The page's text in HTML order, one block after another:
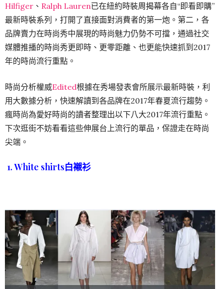
Hilfiger 、 Ralph Lauren已在紐約時裝周揭幕各自“即看即購”
最新時裝系列，打開了直接面對消費者的第一炮。第二，各
品牌賣力在時尚秀中展現的時尚魅力仍勢不可擋，通過社交
媒體推播的時尚秀更即時、更零距離、也更能快速抓到2017
年的時尚流行重點。
時尚分析權威Edited根據在秀場發表會所展示最新時裝，利
用大數據分析，快速解讀到各品牌在2017年春夏流行趨勢。
瘋時尚為愛好時尚的讀者整理出以下八大2017年流行重點。
下次逛街不妨看看這些伸展台上流行的單品，保證走在時尚
尖端。
1. White shirts白襯衫